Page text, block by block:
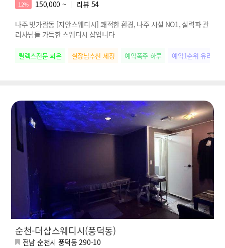
12% 150,000 ~ 리뷰 54
나주 빛가람동 [지안스웨디시] 쾌적한 환경, 나주 시설 NO1, 실력파 관
리사님들 가득한 스웨디시 샵입니다
릴렉스전문 희은 실장님추천 세정 예약폭주 하루 예약1순위 유리
순천-더샵스웨디시(풍덕동)
전남 순천시 풍덕동 290-10